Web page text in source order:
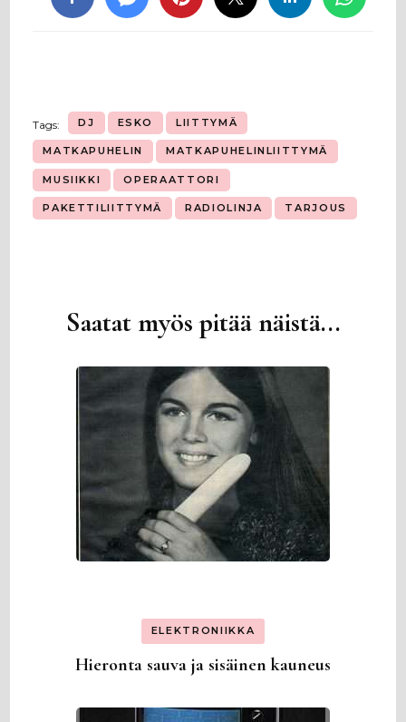
Tags: DJ ESKO LIITTYMÄ
MATKAPUHELIN MATKAPUHELINLIITTYMÄ
MUSIIKKI OPERAATTORI
PAKETTILIITTYMÄ RADIOLINJA TARJOUS
Artikkelien
Saatat myös pitää näistä...
ELEKTRONIIKKA
Hieronta sauva ja sisäinen kauneus